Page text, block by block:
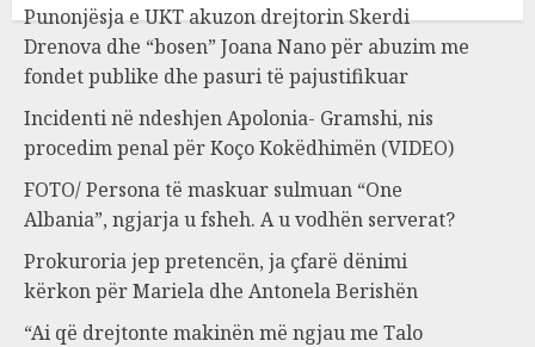
Punonjësja e UKT akuzon drejtorin Skerdi
Drenova dhe “bosen” Joana Nano për abuzim me
fondet publike dhe pasuri të pajustifikuar
Incidenti në ndeshjen Apolonia- Gramshi, nis
procedim penal për Koço Kokëdhimën (VIDEO)
FOTO/ Persona të maskuar sulmuan “One
Albania”, ngjarja u fsheh. A u vodhën serverat?
Prokuroria jep pretencën, ja çfarë dënimi
kërkon për Mariela dhe Antonela Berishën
“Ai që drejtonte makinën më ngjau me Talo